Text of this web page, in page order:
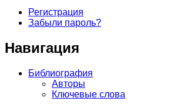
Регистрация
Забыли пароль?
Навигация
Библиография
Авторы
Ключевые слова